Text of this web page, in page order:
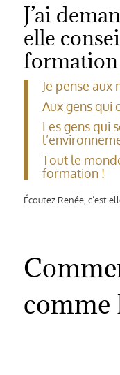
J’ai
elle
Je pense aux
Aux gens qui
Les gens qui
Tout le
formation !
Écoutez Renée, c’est
comme